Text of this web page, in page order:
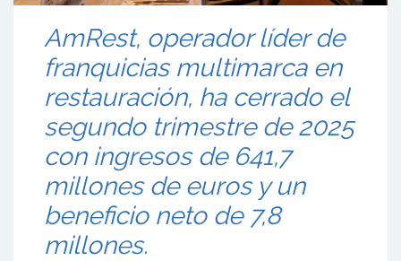
AmRest, operador líder de
franquicias multimarca en
restauración, ha cerrado el
segundo trimestre de 2025
con ingresos de 641,7
millones de euros y un
beneficio neto de 7,8
millones.